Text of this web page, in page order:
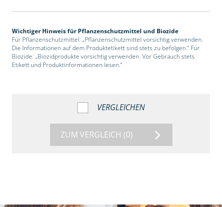
Wichtiger Hinweis für Pflanzenschutzmittel und Biozide
Für Pflanzenschutzmittel: „Pflanzenschutzmittel vorsichtig verwenden.
Die Informationen auf dem Produktetikett sind stets zu befolgen.“ Für
Biozide: „Biozidprodukte vorsichtig verwenden. Vor Gebrauch stets
Etikett und Produktinformationen lesen.“
VERGLEICHEN
ZUM VERGLEICH (0)